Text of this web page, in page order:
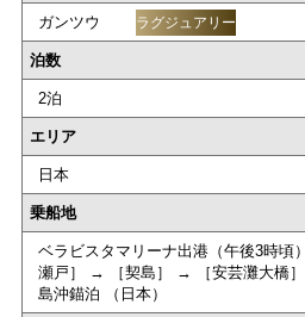
ガンツウ ラグジュアリー
泊数
2泊
エリア
日本
乗船地
ベラビスタマリーナ出港（午後3時
瀬戸］ → ［契島］ → ［安芸灘大橋
島沖錨泊 （日本）